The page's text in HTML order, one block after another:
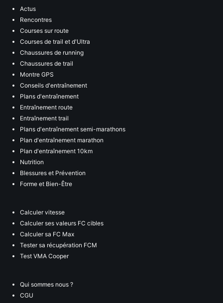
Actus
Rencontres
Courses sur route
Courses de trail et d'Ultra
Chaussures de running
Chaussures de trail
Montre GPS
Conseils d'entraînement
Plans d'entraînement
Entraînement route
Entraînement trail
Plans d'entraînement semi-marathons
Plan d'entraînement marathon
Plan d'entraînement 10km
Nutrition
Blessures et Prévention
Forme et Bien-Être
Calculer vitesse
Calculer ses valeurs FC cibles
Calculer sa FC Max
Tester sa récupération FCM
Test VMA Cooper
Qui sommes nous ?
CGU